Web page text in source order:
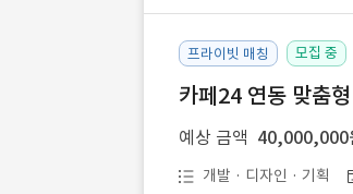
프라이빗 매칭 모집 중
카페24 연동 맞춤
예상 금액 40,000,000
개발 · 디자인 · 기획